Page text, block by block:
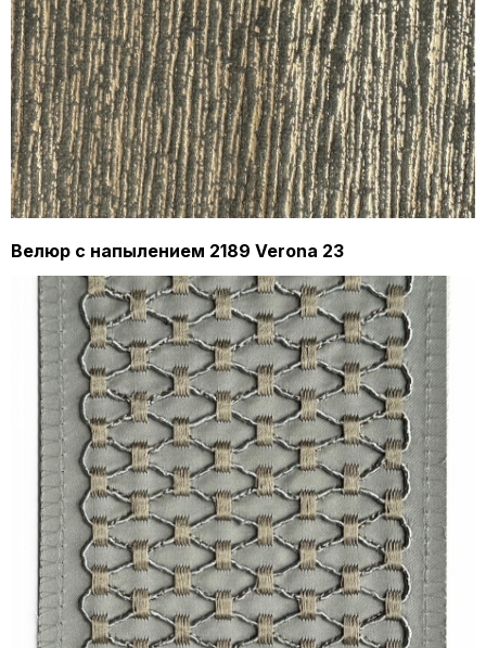
Велюр с напылением 2189 Verona 23